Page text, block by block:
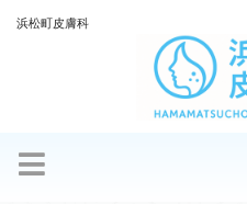
浜松町皮膚科